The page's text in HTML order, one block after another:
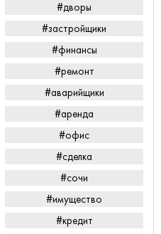
#дворы
#застройщики
#финансы
#ремонт
#аварийщики
#аренда
#офис
#сделка
#сочи
#имущество
#кредит